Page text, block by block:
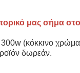
μας σήμα
300w (κόκκινο
δωρεάν.